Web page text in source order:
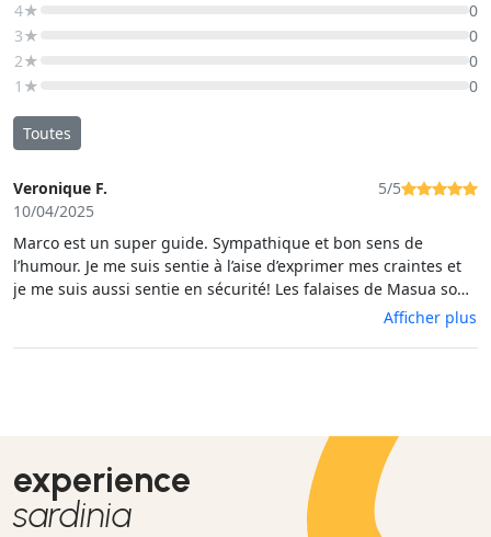
4★
0
3★
0
2★
0
1★
0
Toutes
Veronique F.
10/04/2025
5/5
Marco est un super guide. Sympathique et bon sens de
l’humour. Je me suis sentie à l’aise d’exprimer mes craintes et
je me suis aussi sentie en sécurité! Les falaises de Masua sont
magnifiques, il faisait un super beau soleil. JournéeAfficher plus
experience
sardinia